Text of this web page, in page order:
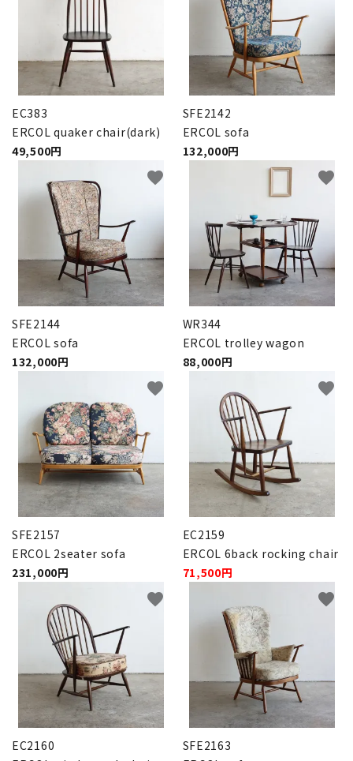
EC383
ERCOL quaker chair(dark)
49,500円
SFE2142
ERCOL sofa
132,000円
SFE2144
ERCOL sofa
132,000円
favorite
WR344
ERCOL trolley wagon
88,000円
favorite
SFE2157
ERCOL 2seater sofa
231,000円
favorite
EC2159
ERCOL 6back rocking chair
71,500円
favorite
EC2160
favorite
SFE2163
favorite